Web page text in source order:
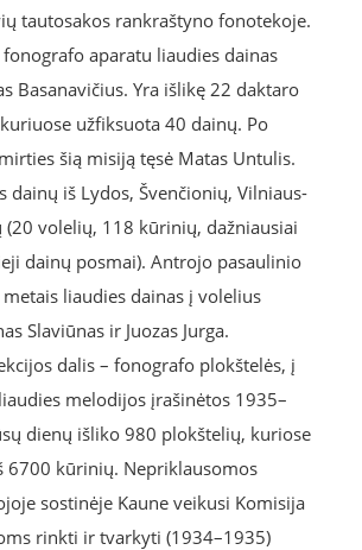
tautosakos rankraštyno fonotekoje.
aparatu liaudies dainas
Basanavičius. Yra išlikę 22 daktaro
užfiksuota 40 dainų. Po
šią misiją tęsė Matas Untulis.
dainų iš Lydos, Švenčionių, Vilniaus-
(20 volelių, 118 kūrinių, dažniausiai
dainų posmai). Antrojo pasaulinio
liaudies dainas į volelius
Slaviūnas ir Juozas Jurga.
dalis – fonografo plokštelės, į
melodijos įrašinėtos 1935–
dienų išliko 980 plokštelių, kuriose
6700 kūrinių. Nepriklausomos
sostinėje Kaune veikusi Komisija
rinkti ir tvarkyti (1934–1935)